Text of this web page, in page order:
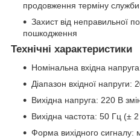
продовження терміну служби
Захист від неправильної
пошкодження
Технічні характеристики
Номінальна вхідна
Діапазон вхідної напруги:
Вихідна напруга: 220 В
Вихідна частота: 50 Гц (±
Форма вихідного сигналу: